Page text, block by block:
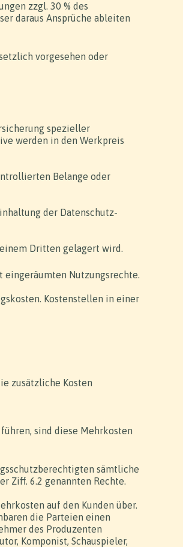
zzgl. 30 % des
daraus Ansprüche ableiten
vorgesehen oder
spezieller
werden in den Werkpreis
Belange oder
der Datenschutz-
Dritten gelagert wird.
eingeräumten Nutzungsrechte.
Kostenstellen in einer
zusätzliche Kosten
sind diese Mehrkosten
sämtliche
Ziff. 6.2 genannten Rechte.
auf den Kunden über.
die Parteien einen
des Produzenten
Komponist, Schauspieler,